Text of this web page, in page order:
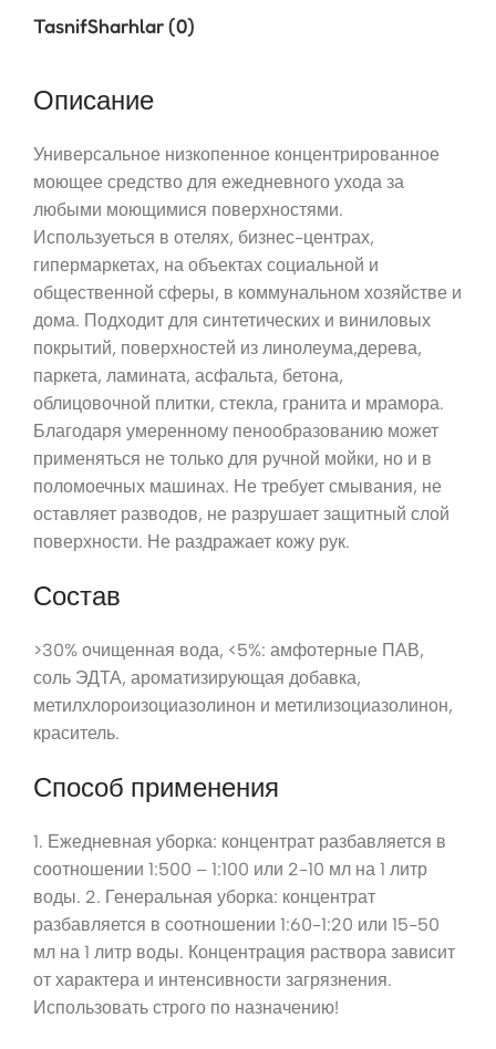
TasnifSharhlar (0)
Описание
Универсальное низкопенное концентрированное
моющее средство для ежедневного ухода за
любыми моющимися поверхностями.
Используеться в отелях, бизнес-центрах,
гипермаркетах, на объектах социальной и
общественной сферы, в коммунальном хозяйстве и
дома. Подходит для синтетических и виниловых
покрытий, поверхностей из линолеума,дерева,
паркета, ламината, асфальта, бетона,
облицовочной плитки, стекла, гранита и мрамора.
Благодаря умеренному пенообразованию может
применяться не только для ручной мойки, но и в
поломоечных машинах. Не требует смывания, не
оставляет разводов, не разрушает защитный слой
поверхности. Не раздражает кожу рук.
Состав
>30% очищенная вода, <5%: амфотерные ПАВ,
соль ЭДТА, ароматизирующая добавка,
метилхлороизоциазолинон и метилизоциазолинон,
краситель.
Способ применения
1. Ежедневная уборка: концентрат разбавляется в
соотношении 1:500 – 1:100 или 2-10 мл на 1 литр
воды. 2. Генеральная уборка: концентрат
разбавляется в соотношении 1:60-1:20 или 15-50
мл на 1 литр воды. Концентрация раствора зависит
от характера и интенсивности загрязнения.
Использовать строго по назначению!